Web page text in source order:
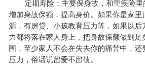
定期寿险：主要保身故，和重疾险里
增加身故保额，提高身价。如果你是家里
源，有房贷、小孩教育压力等，如果以后
力都将落在家人身上，把身故保额做到足
围，至少家人不会在失去你的痛苦中，还
压力，俗话说留爱不留债。